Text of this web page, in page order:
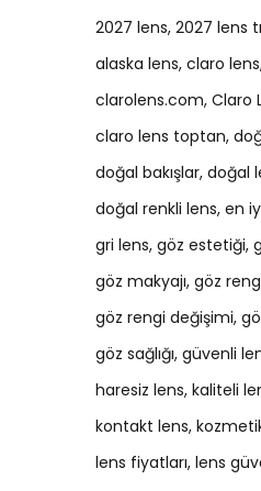
2027 lens 2027 lens
alaska lens claro lens
clarolens.com Claro
claro lens toptan
doğal bakışlar doğal
doğal renkli lens en
gri lens göz estetiği
göz makyajı göz
göz rengi değişimi
göz sağlığı güvenli
haresiz lens kaliteli
kontakt lens
lens fiyatları lens